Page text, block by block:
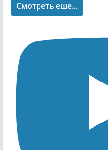
Смотреть еще...